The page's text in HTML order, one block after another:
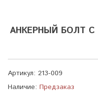
АНКЕРНЫЙ БОЛТ
Артикул: 213-009
Наличие: Предзаказ